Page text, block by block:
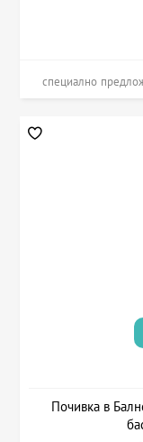
специално
Почивка в